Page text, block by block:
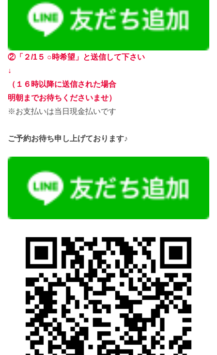
②「２/1５ ○時希望」と送信して下さい
↓
（１６時以降に送信された場合
明朝までお待ちくださいませ）
※お支払いは当日現金払いです
ご予約お待ち申し上げております♪